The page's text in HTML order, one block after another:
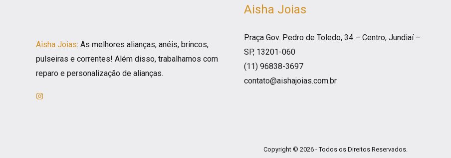
Aisha Joias: As melhores alianças, anéis, brincos,
pulseiras e correntes! Além disso, trabalhamos com
reparo e personalização de alianças.
Aisha Joias
Praça Gov. Pedro de Toledo, 34 – Centro, Jundiaí –
SP, 13201-060
(11) 96838-3697
contato@aishajoias.com.br
Copyright © 2026 - Todos os Direitos Reservados.